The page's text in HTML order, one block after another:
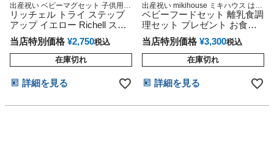
出産祝い ベビーマグセット 子供用
赤ちゃん用
リッチェル トライ ステップ
アップ イエロー Richell スト
ローマグ キャラクター
当店特別価格 ¥2,750税込
在庫切れ
詳細を見る
出産祝い mikihouse ミキハウス はじ
めてのお食事 箱付
ベビーフードセット 離乳食調
理セット プレゼント お食い
初め 日本製
当店特別価格 ¥3,300税込
在庫切れ
詳細を見る